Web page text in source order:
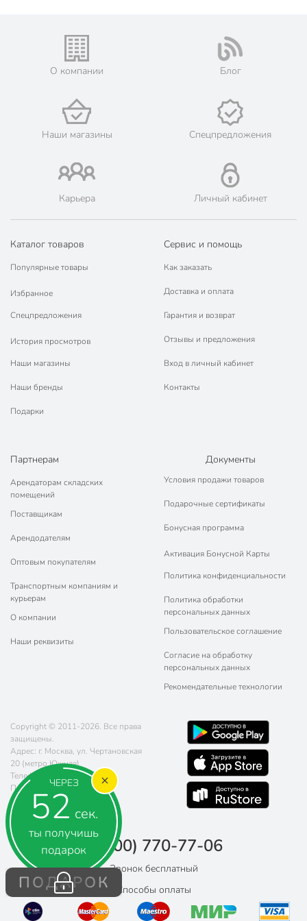
ЧЕРЕЗ
51 сек.
ты получишь
подарок
ПОДАРОК
О компании Блог
Наши магазины Спецпредложения
Карьера Личный кабинет
Каталог товаров
Популярные товары
Избранное
Спецпредложения
История просмотров
Наши магазины
Наши бренды
Подарки
Сервис и помощь
Как заказать
Доставка и оплата
Гарантия и возврат
Отзывы и предложения
Вход в личный кабинет
Контакты
Партнерам
Арендаторам складских
помещений
Поставщикам
Арендодателям
Оптовым покупателям
Транспортным компаниям и
курьерам
О компании
Наши реквизиты
Документы
Условия продажи товаров
Подарочные сертификаты
Бонусная программа
Активация Бонусной Карты
Политика конфиденциальности
Политика обработки
персональных данных
Пользовательское соглашение
Согласие на обработку
персональных данных
Рекомендательные технологии
Copyright © 2011-2026. Все права
защищены.
Адрес: г. Москва, ул. Чертановская
20 (метро Южная)
Телефон:
8 (800) 770-77-06
Почта:
sales@poryadok.ru
8 (800) 770-77-06
Звонок бесплатный
Способы оплаты